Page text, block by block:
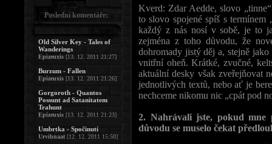
Kverd: Zdar Aedde, slovo
to slovo spojené spíš s
každý z nás nosí v sobě, je to
zejména z toho důvodu, že
dohromady jistý děj a, stejně
vnitřní oheň. Krátké, zvučné,
aktuální desky však zveřejňovat
jednotlivých textů, nebo ať je
nechceme nikomu nic „cpát pod
2. Nahrávali jste, pokud
důvodu se muselo čekat
Poslední komentáře:
Old Silver Key - Tales of
Wanderings
Epizeuxis [13. 12. 2011 21:27]
Burzum - Fallen
Epizeuxis [13. 12. 2011 21:26]
Gorgoroth - Quantos
Possunt ad Satanitatem
Trahunt
Epizeuxis [13. 12. 2011 21:23]
Umbrtka - Spočinutí
Urvihnaat [12. 12. 2011 15:50]